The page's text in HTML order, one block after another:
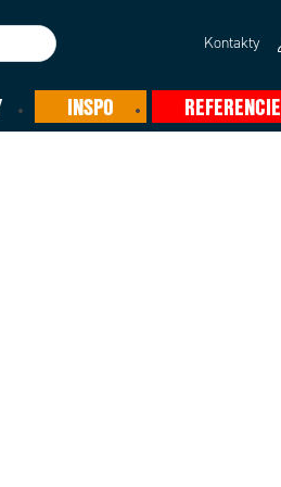
Kontakty
INSPO REFERENCIE